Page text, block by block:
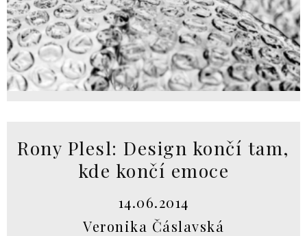
Rony Plesl: Design končí tam,
kde končí emoce
14.06.2014
Veronika Čáslavská